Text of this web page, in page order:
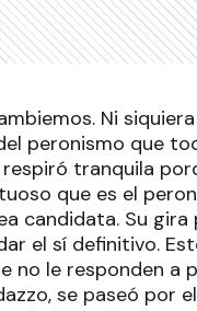
Ni
peronismo que
tranquila
que es el
candidata. Su gira
el sí definitivo.
no le responden a
se paseó por